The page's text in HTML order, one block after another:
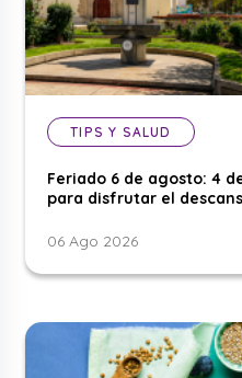
TIPS Y SALUD
Feriado 6 de agosto: 4
para disfrutar el
06 Ago 2026